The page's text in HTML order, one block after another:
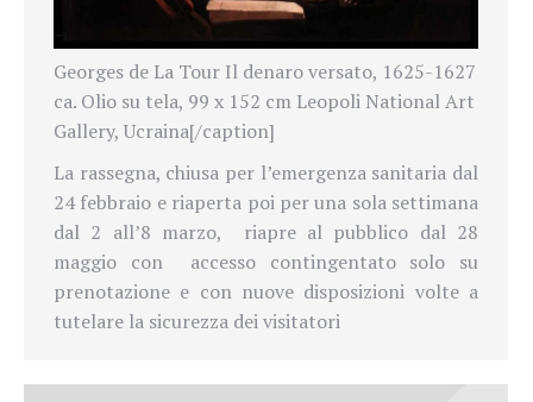
Georges de La Tour Il denaro versato, 1625-1627
ca. Olio su tela, 99 x 152 cm Leopoli National Art
Gallery, Ucraina[/caption]
La rassegna, chiusa per l’emergenza sanitaria dal
24 febbraio e riaperta poi per una sola settimana
dal 2 all’8 marzo, riapre al pubblico dal 28
maggio con
accesso contingentato solo su
prenotazione e con nuove disposizioni volte a
tutelare la sicurezza dei visitatori